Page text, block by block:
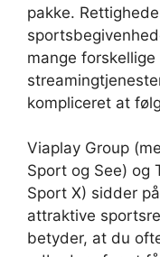
pakke.
mange forskellige
kompliceret at
Viaplay Group
Sport og See) og
Sport X) sidder
attraktive
betyder, at du